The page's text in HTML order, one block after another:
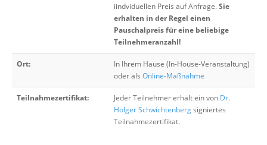
iindviduellen Preis auf Anfrage.Sie
erhalten in der Regel einen
Pauschalpreis für eine beliebige
Teilnehmeranzahl!
Ort:
In Ihrem Hause (In-House-Veranstaltung)
oder als Online-Maßnahme
Teilnahmezertifikat: Jeder Teilnehmer erhält ein von Dr.
Holger Schwichtenbergsigniertes
Teilnahmezertifikat.